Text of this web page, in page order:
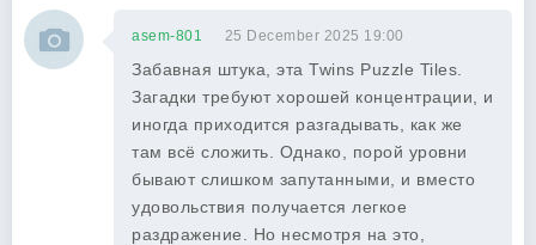
asem-801 25 December 2025 19:00
Забавная штука, эта Twins Puzzle Tiles.
Загадки требуют хорошей концентрации, и
иногда приходится разгадывать, как же
там всё сложить. Однако, порой уровни
бывают слишком запутанными, и вместо
удовольствия получается легкое
раздражение. Но несмотря на это,